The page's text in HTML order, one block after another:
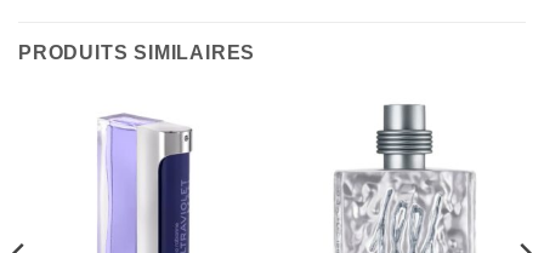
PRODUITS SIMILAIRES